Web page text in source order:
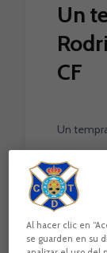
Un
CF
Un
Al hacer clic en
se guarden en su